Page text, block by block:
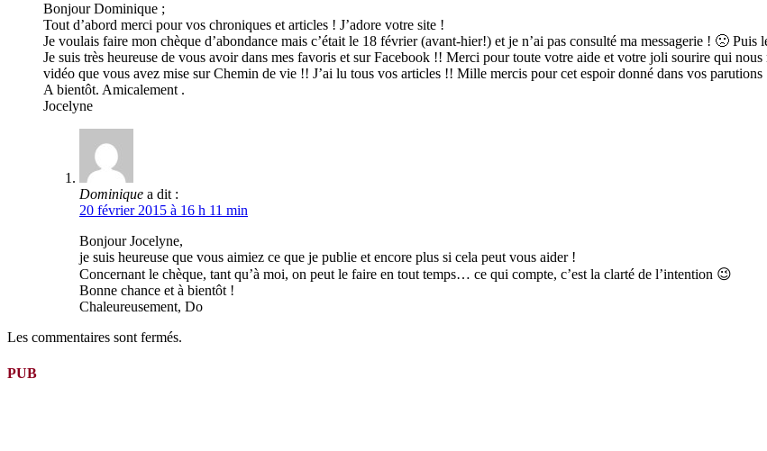
Bonjour Dominique ;
Tout d’abord merci pour vos chroniques et articles ! J’adore votre site !
Je voulais faire mon chèque d’abondance mais c’était le 18 février (avant-hier!) et je n’ai pas consulté ma messagerie ! 🙁
Je suis très heureuse de vous avoir dans mes favoris et sur Facebook !! Merci pour toute votre aide et votre joli sourire qui
vidéo que vous avez mise sur Chemin de vie !! J’ai lu tous vos articles !! Mille mercis pour cet espoir donné dans vos parutions
A bientôt. Amicalement .
Jocelyne
Dominique a dit :
20 février 2015 à 16 h 11 min
Bonjour Jocelyne,
je suis heureuse que vous aimiez ce que je publie et encore plus si cela peut vous aider !
Concernant le chèque, tant qu’à moi, on peut le faire en tout temps… ce qui compte, c’est la clarté de l’intention 😉
Bonne chance et à bientôt !
Chaleureusement, Do
Les commentaires sont fermés.
PUB